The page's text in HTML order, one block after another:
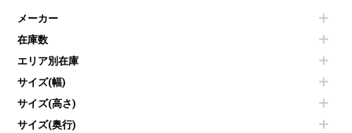
その他OA機器
コートハンガー・ポールハンガー
傘立て
食器棚・キッチンキャビネット
カタログスタンド
オフィスアクセサリーその他
カウンターテーブル
センターテーブル・サイドテーブル
ベンチ・スツール
ソファ
シェルフ
ダストボックス（ゴミ箱）
インテリア家具その他
冷蔵庫・洗濯機
空気清浄機・加湿器
液晶テレビ・モニター類
エアコン
掃除機
季節家電
メーカー
在庫数
エリア別在庫
サイズ(幅)
サイズ(高さ)
サイズ(奥行)